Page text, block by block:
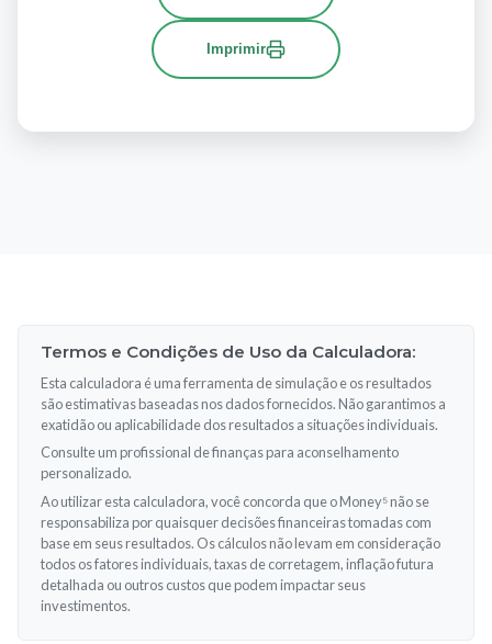
Imprimir
Termos e Condições de Uso da Calculadora:
Esta calculadora é uma ferramenta de simulação e os resultados
são estimativas baseadas nos dados fornecidos. Não garantimos a
exatidão ou aplicabilidade dos resultados a situações individuais.
Consulte um profissional de finanças para aconselhamento
personalizado.
Ao utilizar esta calculadora, você concorda que o Money⁵ não se
responsabiliza por quaisquer decisões financeiras tomadas com
base em seus resultados. Os cálculos não levam em consideração
todos os fatores individuais, taxas de corretagem, inflação futura
detalhada ou outros custos que podem impactar seus
investimentos.